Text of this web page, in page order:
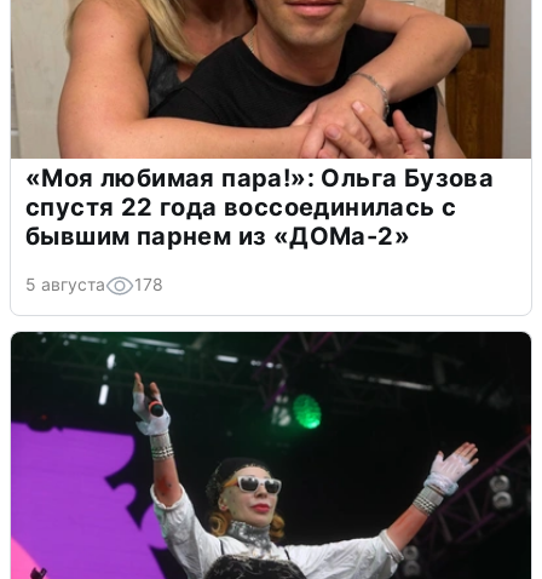
«Моя любимая пара!»: Ольга Бузова
спустя 22 года воссоединилась с
бывшим парнем из «ДОМа-2»
5 августа 178